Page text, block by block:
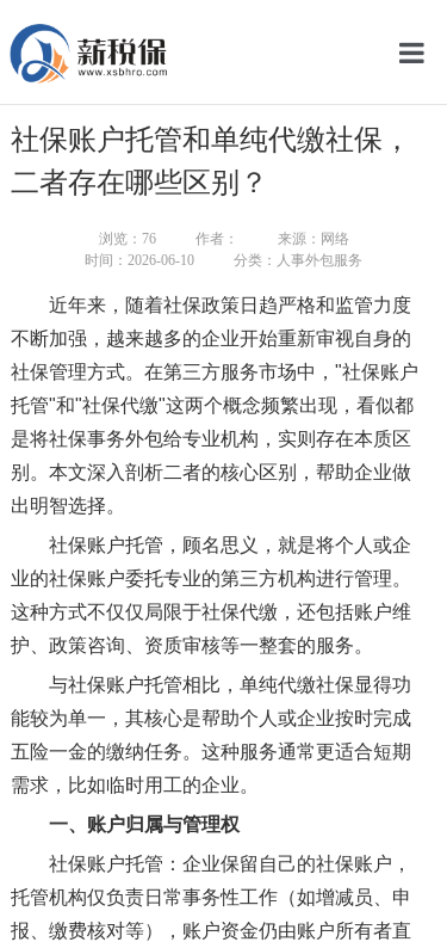
网
社保账户托管和单纯代缴社保，
二者存在哪些区别？
浏览： 76 作者：
来源：网络
时间：2026-06-10
分类：人事外包服务
近年来，随着社保政策日趋严格和监管力度
不断加强，越来越多的企业开始重新审视自身的
社保管理方式。在第三方服务市场中，"社保账户
托管"和"社保代缴"这两个概念频繁出现，看似都
是将社保事务外包给专业机构，实则存在本质区
别。本文深入剖析二者的核心区别，帮助企业做
出明智选择。
社保账户托管，顾名思义，就是将个人或企
业的社保账户委托专业的第三方机构进行管理。
这种方式不仅仅局限于社保代缴，还包括账户维
护、政策咨询、资质审核等一整套的服务。
与社保账户托管相比，单纯代缴社保显得功
能较为单一，其核心是帮助个人或企业按时完成
五险一金的缴纳任务。这种服务通常更适合短期
需求，比如临时用工的企业。
一、 账户归属与管理权
社保账户托管：企业保留自己的社保账户，
托管机构仅负责日常事务性工作（如增减员、申
报、缴费核对等），账户资金仍由账户所有者直